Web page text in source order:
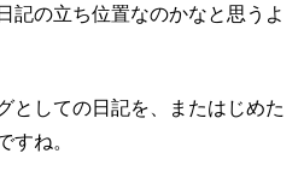
記の立ち位置なのかなと思うよ
としての日記を、またはじめた
すね。